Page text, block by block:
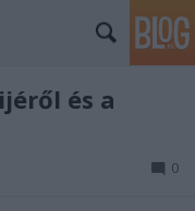
és a
0